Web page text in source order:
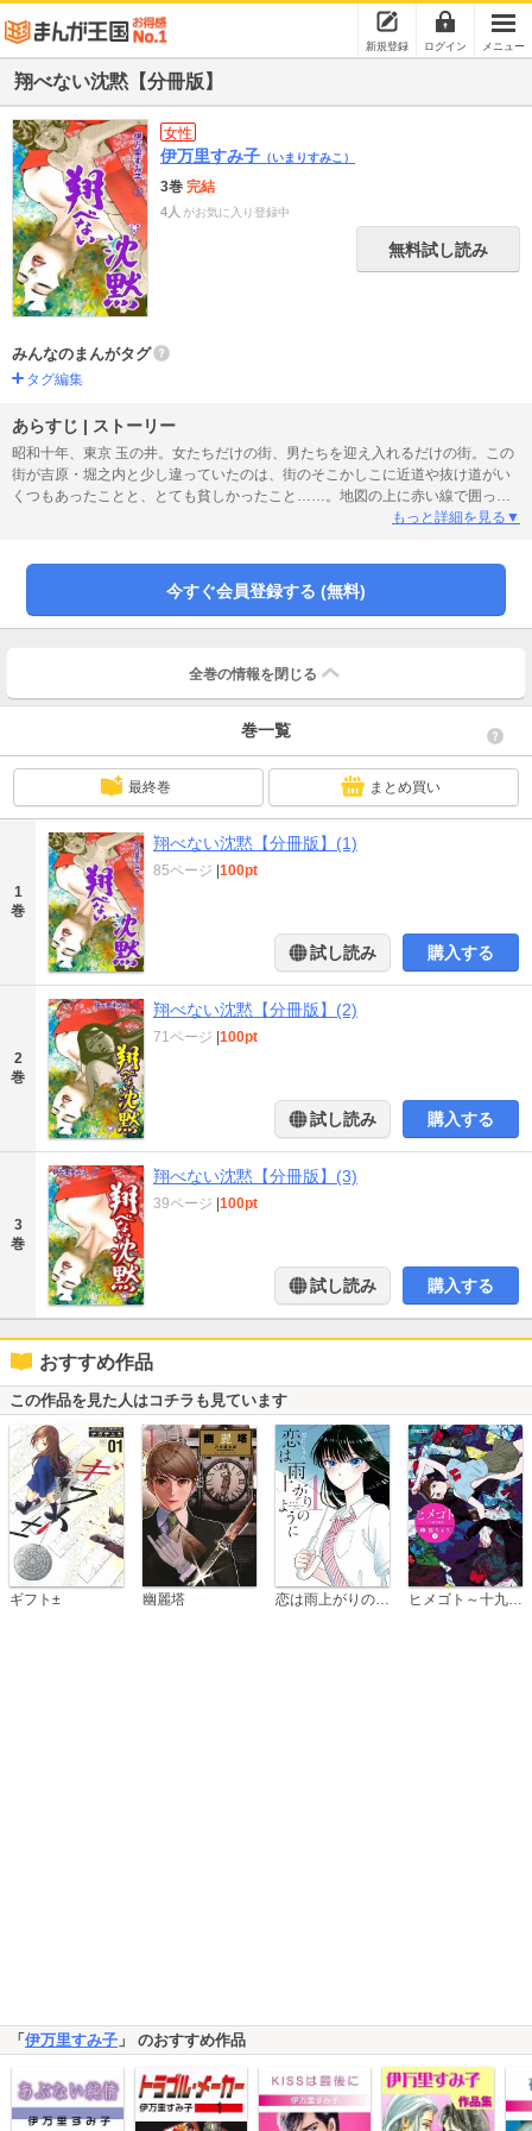
新規登録 ログイン メニュー
翔べない沈黙【分冊版】
女性
伊万里すみ子 （いまりすみこ）
3巻 完結
4人 がお気に入り登録中
無料試し読み
みんなのまんがタグ
タグ編集
あらすじ | ストーリー
昭和十年、東京 玉の井。女たちだけの街、男たちを迎え入れるだけの街。この
街が吉原・堀之内と少し違っていたのは、街のそこかしこに近道や抜け道がい
くつもあったことと、とても貧しかったこと……。地図の上に赤い線で囲って
ある街、人はこの街を赤線玉の井と呼ぶ。性と性を男と女が売り買いして売り
う者とひさぐ者、銭と恋、貧者と富者、その人生の悲哀と盛衰を、確かに息づ
く筆致で見事に紡ぎ上げた一大タペストリー。著者ならではの男女の様を描い
たヒューマン・ドラマ作品集！
もっと詳細を見る▼
今すぐ会員登録する (無料)
全巻の情報を 閉じる
巻一覧
最終巻 まとめ買い
1
巻
翔べない沈黙【分冊版】(1)
85ページ 100pt
試し読み 購入する
2
巻
翔べない沈黙【分冊版】(2)
71ページ 100pt
試し読み 購入する
3
巻
翔べない沈黙【分冊版】(3)
39ページ 100pt
試し読み 購入する
おすすめ作品
この作品を見た人はコチラも見ています
ギフト± 幽麗塔 ヒメゴト～十九歳の制服～
「 伊万里すみ子 」 のおすすめ作品